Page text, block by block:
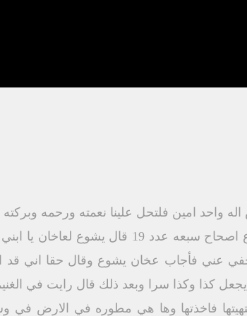
واحد امين فلتحل علينا نعمته ورحمه
نقرأ اعداد قليلة من سفر يشوع اصحاح
عني فأجاب عخان يشوع وقال حقا اني قد
كذا وكذا سرا وبعد ذلك قال رايت في
فاخذتها وها هي مطوره في الارض في